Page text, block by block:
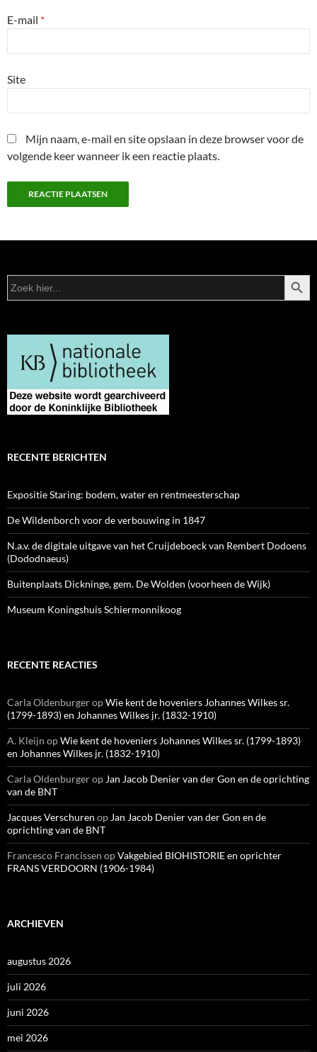
E-mail *
Site
Mijn naam, e-mail en site opslaan in deze browser voor de
volgende keer wanneer ik een reactie plaats.
Zoek
naar:
RECENTE BERICHTEN
Expositie Staring: bodem, water en rentmeesterschap
De Wildenborch voor de verbouwing in 1847
N.a.v. de digitale uitgave van het Cruijdeboeck van Rembert Dodoens
(Dododnaeus)
Buitenplaats Dickninge, gem. De Wolden (voorheen de Wijk)
Museum Koningshuis Schiermonnikoog
RECENTE REACTIES
Carla OldenburgeropWie kent de hoveniers Johannes Wilkes sr.
(1799-1893) en Johannes Wilkes jr. (1832-1910)
A. Kleijn opWie kent de hoveniers Johannes Wilkes sr. (1799-1893)
en Johannes Wilkes jr. (1832-1910)
Carla Oldenburgerop Jan Jacob Denier van der Gon en de oprichting
van de BNT
Jacques Verschuren op Jan Jacob Denier van der Gon en de
oprichting van de BNT
Francesco Francissen opVakgebied BIOHISTORIE en oprichter
FRANS VERDOORN (1906-1984)
ARCHIEVEN
augustus 2026
juli 2026
juni 2026
mei 2026